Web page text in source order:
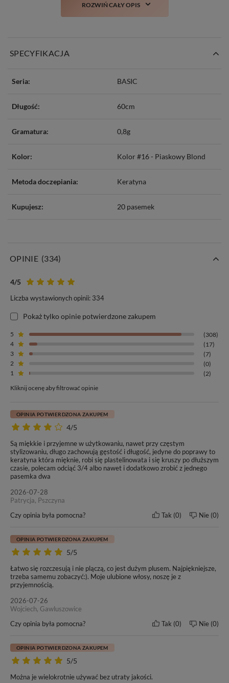
wyczucia matowości/szorstkości
NO SHINE– włosy nie mają sztucznego połysku
W tej ofercie kupujesz włosy odługości 60cm – oceń czy to
odpowiednia długość dla Ciebie.
fryzjerskich w kraju i poza granicami Polski. Od wielu lat
nasze motto pozostaje bez zmian -
satysfakcja” . Przekonaj się i Ty o doskonałej jakości włosów
marki BestHair.
ROZWIŃ CAŁY OPIS
SPECYFIKACJA
Seria: BASIC
Długość: 60cm
Gramatura: 0,8g
Kolor: Kolor #16 - Piaskowy Blond
Metoda doczepiania: Keratyna
Kupujesz: 20 pasemek
OPINIE (334)
4/5
Liczba wystawionych opinii: 334
Pokaż tylko opinie potwierdzone zakupem
5
(308)
4
(17)
3
(7)
2
(0)
1
(2)
Kliknij ocenę aby filtrować opinie
4/5
OPINIA POTWIERDZONA ZAKUPEM
Są miękkie i przyjemne w użytkowaniu, nawet przy częstym
stylizowaniu, długo zachowują gęstość i długość, jedyne do poprawy to
keratyna która mięknie, robi się plastelinowata i się kruszy po dłuższym
czasie, polecam odciąć 3/4 albo nawet i dodatkowo zrobić z jednego
pasemka dwa
2026-07-28
Patrycja, Pszczyna
Czy opinia była pomocna?
Tak 0 Nie 0
5/5
OPINIA POTWIERDZONA ZAKUPEM
Łatwo się rozczesują i nie plączą, co jest dużym plusem. Najpiękniejsze,
trzeba samemu zobaczyć:). Moje ulubione włosy, noszę je z
przyjemnością.
2026-07-26
Wojciech, Gawluszowice
Czy opinia była pomocna?
Tak 0 Nie 0
5/5
OPINIA POTWIERDZONA ZAKUPEM
Można je wielokrotnie używać bez utraty jakości.